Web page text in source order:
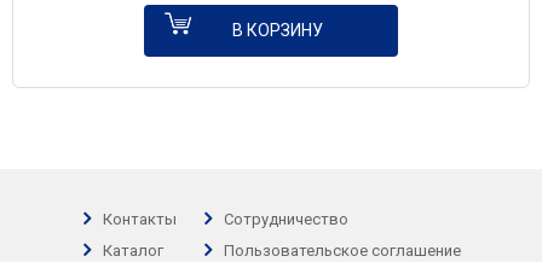
В КОРЗИНУ
Контакты
Каталог
Сотрудничество
Пользовательское соглашение